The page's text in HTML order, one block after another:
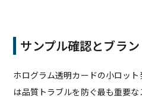
サンプル確認とブラ
ホログラム透明カードの小ロッ
は品質トラブルを防ぐ最も重要